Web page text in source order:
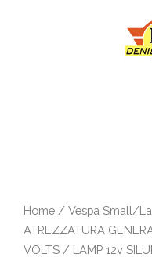
Home / Vespa Small/
ATREZZATURA
VOLTS / LAMP 12v